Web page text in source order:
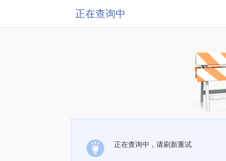
正在查询中
正在查询中，请刷新重试